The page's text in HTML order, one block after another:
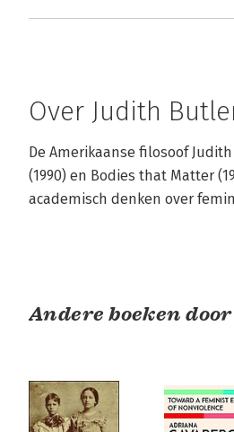
Over Judith
De Amerikaanse filosoof
(1990) en Bodies that Matter
academisch denken over
Andere boeken